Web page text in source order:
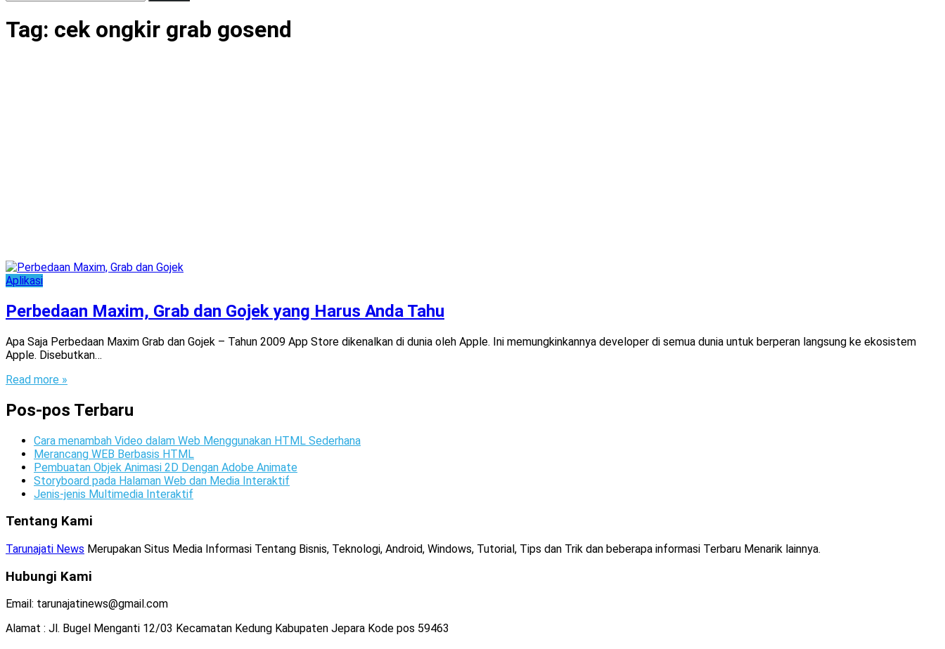
Tag: cek ongkir grab gosend
Aplikasi
Perbedaan Maxim, Grab dan Gojek yang Harus Anda Tahu
Apa Saja Perbedaan Maxim Grab dan Gojek – Tahun 2009 App Store dikenalkan di dunia oleh Apple. Ini memungkinkannya developer di semua dunia untuk berperan langsung ke ekosistem
Apple. Disebutkan…
Read more »
Pos-pos Terbaru
Cara menambah Video dalam Web Menggunakan HTML Sederhana
Merancang WEB Berbasis HTML
Pembuatan Objek Animasi 2D Dengan Adobe Animate
Storyboard pada Halaman Web dan Media Interaktif
Jenis-jenis Multimedia Interaktif
Tentang Kami
Tarunajati News Merupakan Situs Media Informasi Tentang Bisnis, Teknologi, Android, Windows, Tutorial, Tips dan Trik dan beberapa informasi Terbaru Menarik lainnya.
Hubungi Kami
Email: tarunajatinews@gmail.com
Alamat : Jl. Bugel Menganti 12/03 Kecamatan Kedung Kabupaten Jepara Kode pos 59463